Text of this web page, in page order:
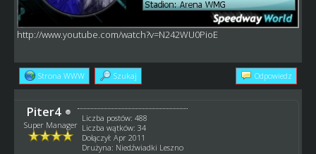
http://www.youtube.com/watch?v=N242WU0PioE
Strona WWW Szukaj Odpowiedz
Piter4
Super Manager
Liczba postów: 488
Liczba wątków: 34
Dołączył: Apr 2011
Drużyna: Niedźwiadki Leszno